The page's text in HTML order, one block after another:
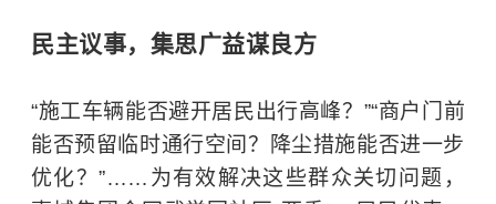
民主议事，集思广益谋良方
“施工车辆能否避开居民出行高峰？”“商户门前
能否预留临时通行空间？降尘措施能否进一步
优化？”……为有效解决这些群众关切问题，